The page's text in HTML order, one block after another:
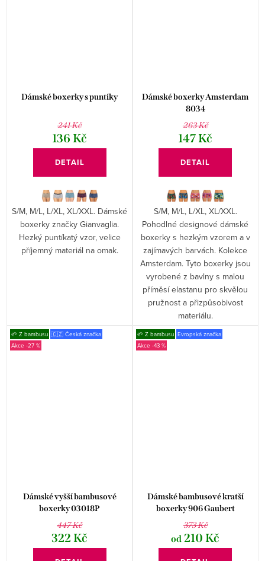
Dámské boxerky s puntíky
241 Kč
136 Kč
DETAIL
S/M, M/L, L/XL, XL/XXL. Dámské
boxerky značky Gianvaglia.
Hezký puntíkatý vzor, velice
příjemný materiál na omak.
Dámské boxerky Amsterdam
8034
263 Kč
147 Kč
DETAIL
S/M, M/L, L/XL, XL/XXL.
Pohodlné designové dámské
boxerky s hezkým vzorem a v
zajímavých barvách. Kolekce
Amsterdam. Tyto boxerky jsou
vyrobené z bavlny s malou
příměsí elastanu pro skvělou
pružnost a přizpůsobivost
materiálu.
🌱 Z bambusu 🇨🇿 Česká značka
-27 %
Dámské vyšší bambusové
boxerky 03018P
447 Kč
322 Kč
🌱 Z bambusu Evropská značka
-43 %
Dámské bambusové kratší
boxerky 906 Gaubert
373 Kč
od 210 Kč